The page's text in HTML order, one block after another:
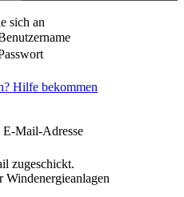
sich an
Hilfe bekommen
E-Mail-Adresse
zugeschickt.